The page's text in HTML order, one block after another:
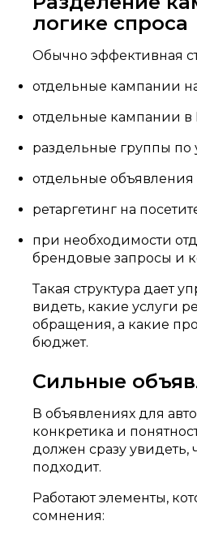
логике спроса
Обычно эффективная
отдельные кампании
отдельные кампании в
раздельные группы по
отдельные объявления
ретаргетинг на
при необходимости
брендовые запросы и
Такая структура дает
видеть, какие услуги
обращения, а какие
бюджет.
Сильные
В объявлениях для
конкретика и
должен сразу
подходит.
Работают элементы,
сомнения: